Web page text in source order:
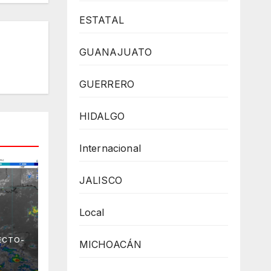
el
ESTATAL
GUANAJUATO
GUERRERO
HIDALGO
Internacional
JALISCO
Local
MICHOACÁN